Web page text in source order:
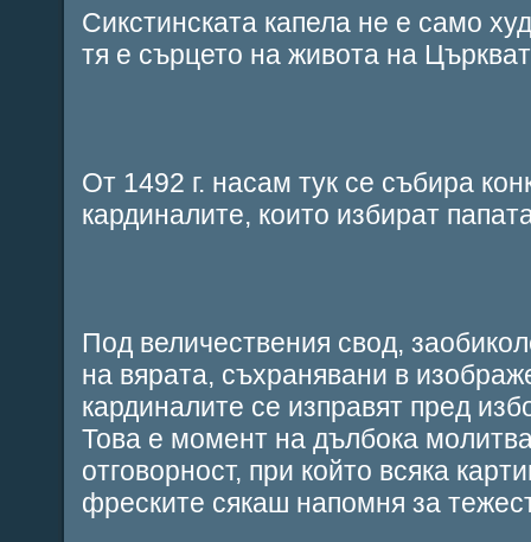
Сикстинската капела не е само
тя е сърцето на живота на
От 1492 г. насам тук се събира
кардиналите, които избират
Под величествения свод,
на вярата, съхранявани в
кардиналите се изправят пред
Това е момент на дълбока
отговорност, при който всяка
фреските сякаш напомня за